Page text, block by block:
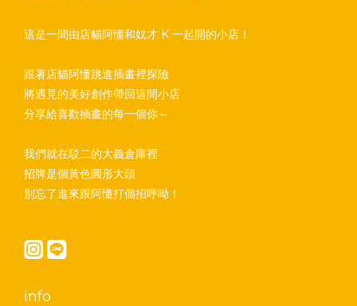
這是一間由店貓阿懂和奴才 K 一起開的小店！
跟著店貓阿懂跳進插畫裡探險
將遇見的美好創作帶回這間小店
分享給喜歡插畫的每一個你～
我們就在駁二的大義倉庫裡
招牌是個黃色圓形大頭
別忘了進來跟阿懂打個招呼呦！
info